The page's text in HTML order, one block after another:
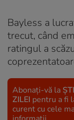
Bayless a
trecut, când
ratingul a
Abonați-vă la
ZILEI pentru a fi
curent cu cele